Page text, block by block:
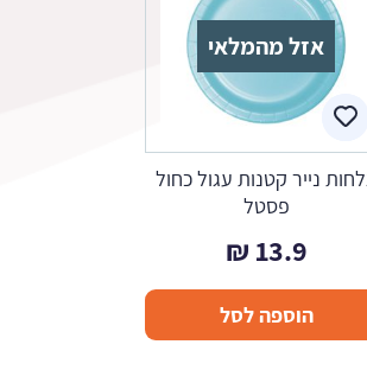
אזל מהמלאי
נייר קטנות עגול כחול
פסטל
13.9
₪
הוספה לסל